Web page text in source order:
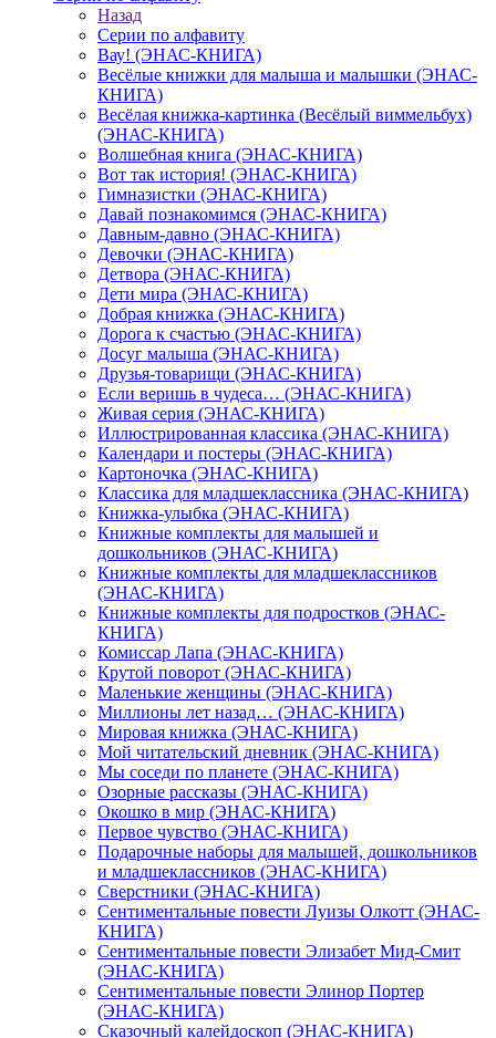
Назад
Серии по алфавиту
Вау! (ЭНАС-КНИГА)
Весёлые книжки для малыша и малышки (ЭНАС-
КНИГА)
Весёлая книжка-картинка (Весёлый виммельбух)
(ЭНАС-КНИГА)
Волшебная книга (ЭНАС-КНИГА)
Вот так история! (ЭНАС-КНИГА)
Гимназистки (ЭНАС-КНИГА)
Давай познакомимся (ЭНАС-КНИГА)
Давным-давно (ЭНАС-КНИГА)
Девочки (ЭНАС-КНИГА)
Детвора (ЭНАС-КНИГА)
Дети мира (ЭНАС-КНИГА)
Добрая книжка (ЭНАС-КНИГА)
Дорога к счастью (ЭНАС-КНИГА)
Досуг малыша (ЭНАС-КНИГА)
Друзья-товарищи (ЭНАС-КНИГА)
Если веришь в чудеса… (ЭНАС-КНИГА)
Живая серия (ЭНАС-КНИГА)
Иллюстрированная классика (ЭНАС-КНИГА)
Календари и постеры (ЭНАС-КНИГА)
Картоночка (ЭНАС-КНИГА)
Классика для младшеклассника (ЭНАС-КНИГА)
Книжка-улыбка (ЭНАС-КНИГА)
Книжные комплекты для малышей и
дошкольников (ЭНАС-КНИГА)
Книжные комплекты для младшеклассников
(ЭНАС-КНИГА)
Книжные комплекты для подростков (ЭНАС-
КНИГА)
Комиссар Лапа (ЭНАС-КНИГА)
Крутой поворот (ЭНАС-КНИГА)
Маленькие женщины (ЭНАС-КНИГА)
Миллионы лет назад… (ЭНАС-КНИГА)
Мировая книжка (ЭНАС-КНИГА)
Мой читательский дневник (ЭНАС-КНИГА)
Мы соседи по планете (ЭНАС-КНИГА)
Озорные рассказы (ЭНАС-КНИГА)
Окошко в мир (ЭНАС-КНИГА)
Первое чувство (ЭНАС-КНИГА)
Подарочные наборы для малышей, дошкольников
и младшеклассников (ЭНАС-КНИГА)
Сверстники (ЭНАС-КНИГА)
Сентиментальные повести Луизы Олкотт (ЭНАС-
КНИГА)
Сентиментальные повести Элизабет Мид-Смит
(ЭНАС-КНИГА)
Сентиментальные повести Элинор Портер
(ЭНАС-КНИГА)
Сказочный калейдоскоп (ЭНАС-КНИГА)